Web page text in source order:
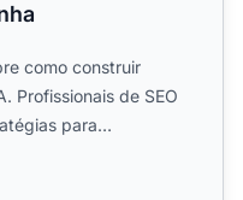
como construir
Profissionais de SEO
para